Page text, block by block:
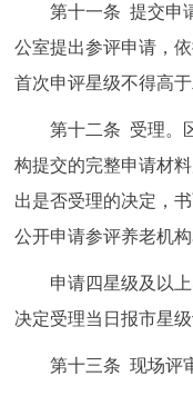
第十一条 提交申请
公室提出参评申请，
首次申评星级不得高于
第十二条 受理。区
构提交的完整申请材
出是否受理的决定，
公开申请参评养老机构
申请四星级及以上
决定受理当日报市星
第十三条 现场评审